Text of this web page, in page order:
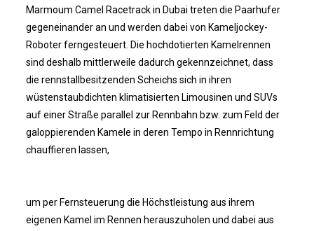
Marmoum Camel Racetrack in Dubai treten die Paarhufer
gegeneinander an und werden dabei von Kameljockey-
Roboter ferngesteuert. Die hochdotierten Kamelrennen
sind deshalb mittlerweile dadurch gekennzeichnet, dass
die rennstallbesitzenden Scheichs sich in ihren
wüstenstaubdichten klimatisierten Limousinen und SUVs
auf einer Straße parallel zur Rennbahn bzw. zum Feld der
galoppierenden Kamele in deren Tempo in Rennrichtung
chauffieren lassen,
um per Fernsteuerung die Höchstleistung aus ihrem
eigenen Kamel im Rennen herauszuholen und dabei aus